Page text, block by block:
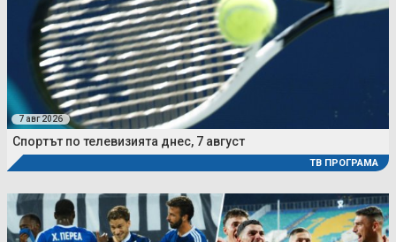
7 авг 2026
Спортът по телевизията днес, 7 август
ТВ ПРОГРАМА